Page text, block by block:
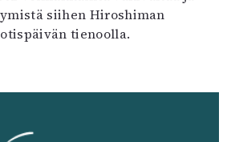
siihen Hiroshiman
tienoolla.